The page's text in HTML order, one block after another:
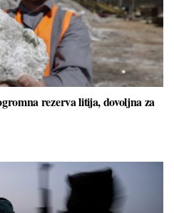
rezerva litija, dovoljna za